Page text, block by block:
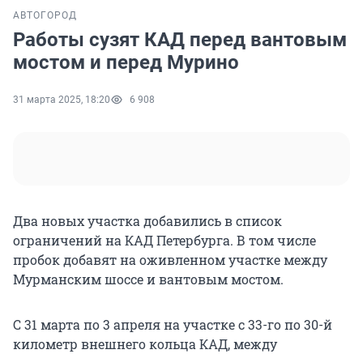
АВТО ГОРОД
Работы сузят КАД перед вантовым
мостом и перед Мурино
31 марта 2025, 18:20 6 908
Два новых участка добавились в список
ограничений на КАД Петербурга. В том числе
пробок добавят на оживленном участке между
Мурманским шоссе и вантовым мостом.
С 31 марта по 3 апреля на участке с 33-го по 30-й
километр внешнего кольца КАД, между